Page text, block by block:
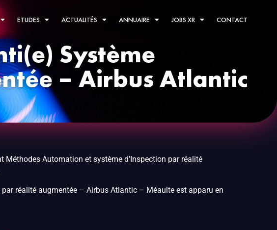
ETUDES ACTUALITÉS ANNUAIRE JOBS XR CONTACT
Système
– Airbus Atlantic
Méthodes Automation et système d’Inspection par réalité
réalité augmentée – Airbus Atlantic – Méaulte est apparu en